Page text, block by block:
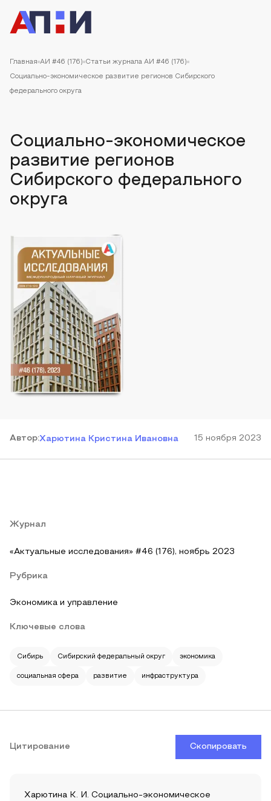
Главная АИ #46 (176) Статьи журнала АИ #46 (176)
Социально-экономическое развитие регионов Сибирского
федерального округа
Социально-экономическое
развитие регионов
Сибирского федерального
округа
Автор:Харютина Кристина Ивановна 15 ноября 2023
Журнал
«Актуальные исследования» #46 (176), ноябрь 2023
Рубрика
Экономика и управление
Ключевые слова
Сибирь Сибирский федеральный округ экономика
социальная сфера развитие инфраструктура
Цитирование Скопировать
Харютина К. И. Социально-экономическое